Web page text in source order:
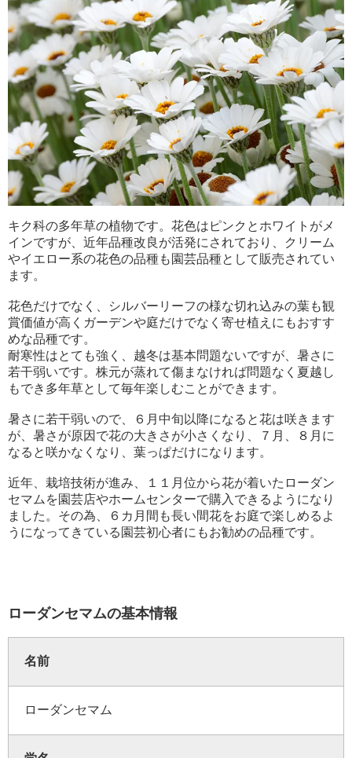
キク科の多年草の植物です。花色はピンクとホワイトがメ
インですが、近年品種改良が活発にされており、クリーム
やイエロー系の花色の品種も園芸品種として販売されてい
ます。
花色だけでなく、シルバーリーフの様な切れ込みの葉も観
賞価値が高くガーデンや庭だけでなく寄せ植えにもおすす
めな品種です。
耐寒性はとても強く、越冬は基本問題ないですが、暑さに
若干弱いです。株元が蒸れて傷まなければ問題なく夏越し
もでき多年草として毎年楽しむことができます。
暑さに若干弱いので、６月中旬以降になると花は咲きます
が、暑さが原因で花の大きさが小さくなり、７月、８月に
なると咲かなくなり、葉っぱだけになります。
近年、栽培技術が進み、１１月位から花が着いたローダン
セマムを園芸店やホームセンターで購入できるようになり
ました。その為、６カ月間も長い間花をお庭で楽しめるよ
うになってきている園芸初心者にもお勧めの品種です。
ローダンセマムの基本情報
名前
ローダンセマム